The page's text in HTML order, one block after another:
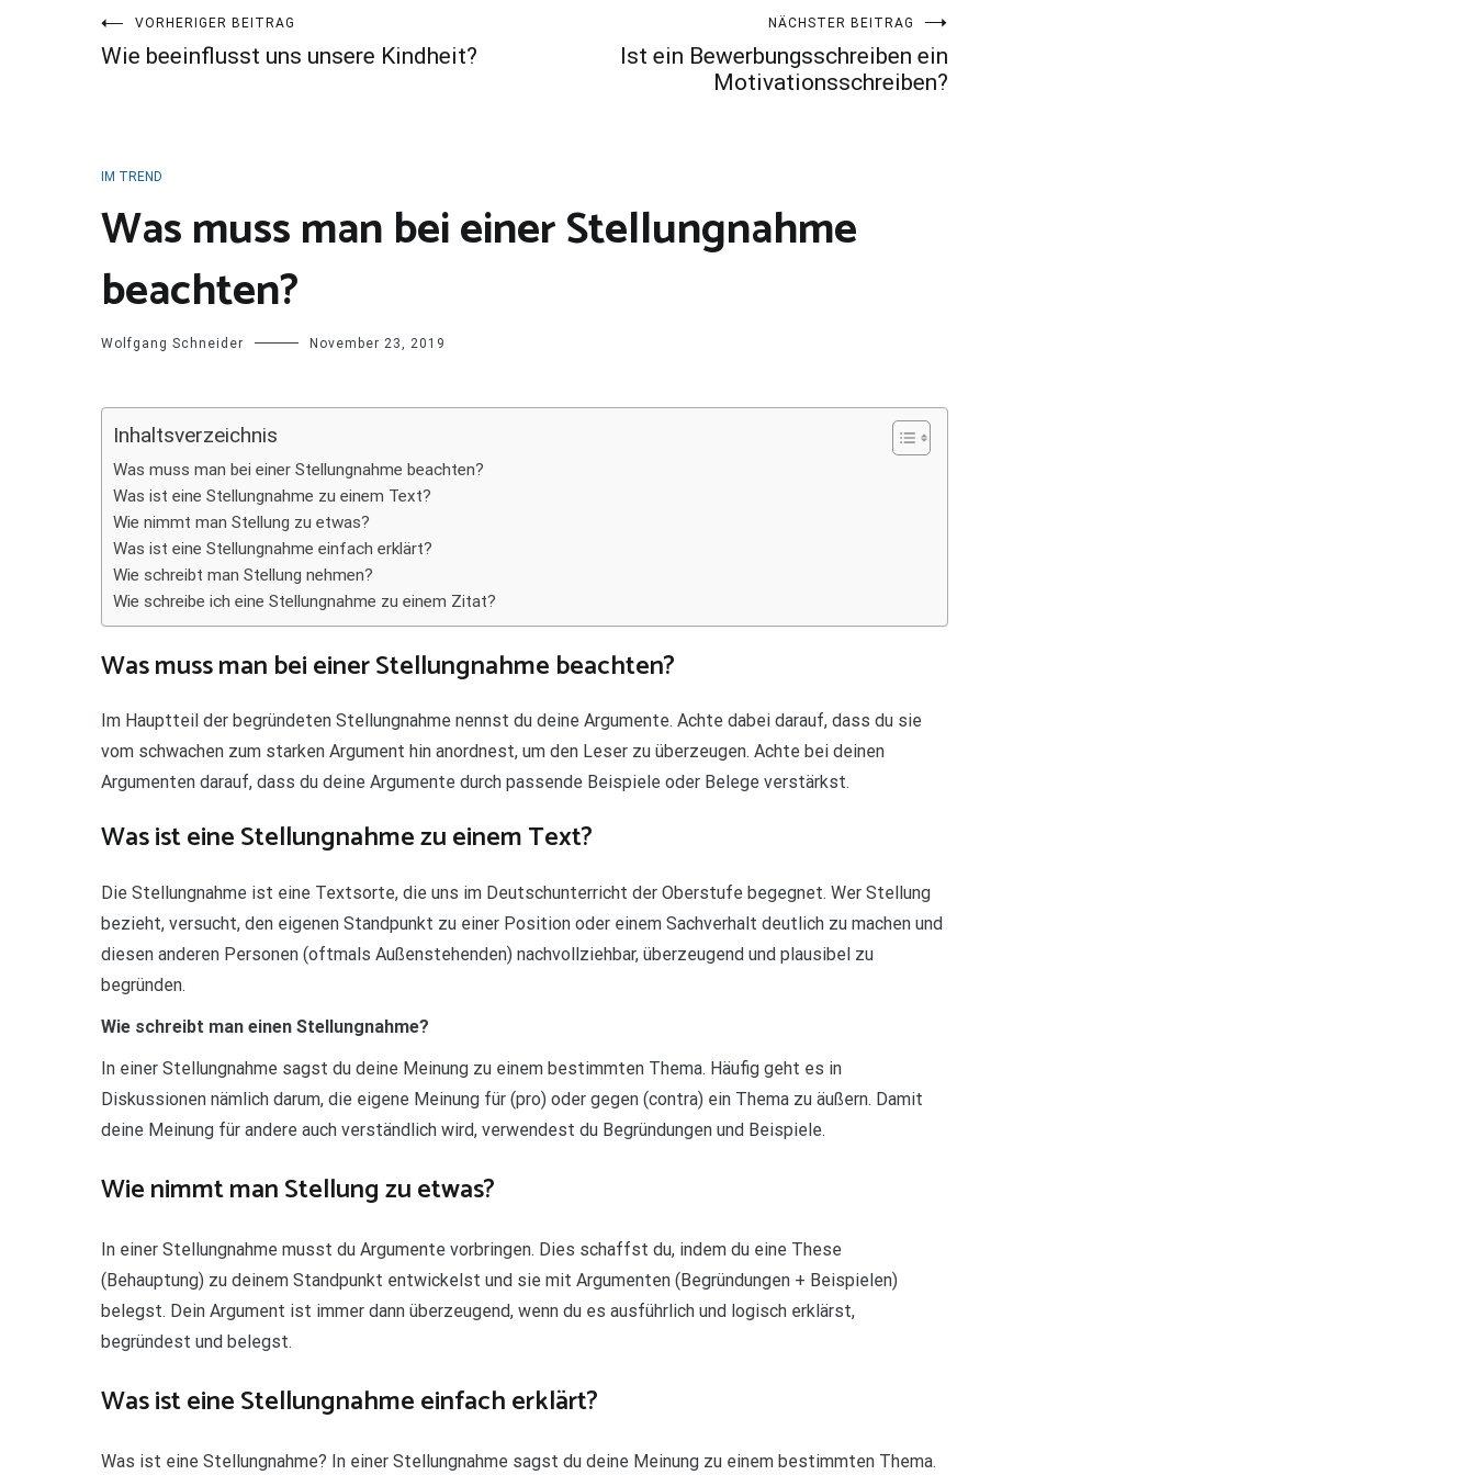
Beitragsnavigation
VORHERIGER BEITRAG
Wie beeinflusst uns unsere Kindheit?
NÄCHSTER BEITRAG
Ist ein Bewerbungsschreiben ein
Motivationsschreiben?
IM TREND
Was muss man bei einer Stellungnahme
beachten?
Wolfgang Schneider November 23, 2019
Inhaltsverzeichnis
Was muss man bei einer Stellungnahme beachten?
Was ist eine Stellungnahme zu einem Text?
Wie nimmt man Stellung zu etwas?
Was ist eine Stellungnahme einfach erklärt?
Wie schreibt man Stellung nehmen?
Wie schreibe ich eine Stellungnahme zu einem Zitat?
Was muss man bei einer Stellungnahme beachten?
Im Hauptteil der begründeten Stellungnahme nennst du deine Argumente. Achte dabei darauf, dass du sie
vom schwachen zum starken Argument hin anordnest, um den Leser zu überzeugen. Achte bei deinen
Argumenten darauf, dass du deine Argumente durch passende Beispiele oder Belege verstärkst.
Was ist eine Stellungnahme zu einem Text?
Die Stellungnahme ist eine Textsorte, die uns im Deutschunterricht der Oberstufe begegnet. Wer Stellung
bezieht, versucht, den eigenen Standpunkt zu einer Position oder einem Sachverhalt deutlich zu machen und
diesen anderen Personen (oftmals Außenstehenden) nachvollziehbar, überzeugend und plausibel zu
begründen.
Wie schreibt man einen Stellungnahme?
In einer Stellungnahme sagst du deine Meinung zu einem bestimmten Thema. Häufig geht es in
Diskussionen nämlich darum, die eigene Meinung für (pro) oder gegen (contra) ein Thema zu äußern. Damit
deine Meinung für andere auch verständlich wird, verwendest du Begründungen und Beispiele.
Wie nimmt man Stellung zu etwas?
In einer Stellungnahme musst du Argumente vorbringen. Dies schaffst du, indem du eine These
(Behauptung) zu deinem Standpunkt entwickelst und sie mit Argumenten (Begründungen + Beispielen)
belegst. Dein Argument ist immer dann überzeugend, wenn du es ausführlich und logisch erklärst,
begründest und belegst.
Was ist eine Stellungnahme einfach erklärt?
Was ist eine Stellungnahme? In einer Stellungnahme sagst du deine Meinung zu einem bestimmten Thema.